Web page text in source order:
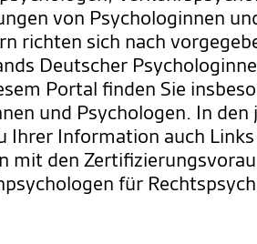
von Psychologinnen
richten sich nach
Deutscher
Portal finden Sie
und Psychologen. In
Ihrer Information auch
mit den
für